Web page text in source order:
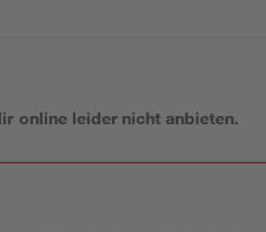
online leider nicht anbieten.